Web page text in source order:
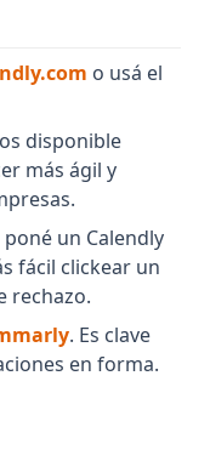
(opens in a
o usá el
disponible
más ágil y
un Calendly
fácil clickear un
rechazo.
(opens in a
. Es clave
en forma.
in a new tab)